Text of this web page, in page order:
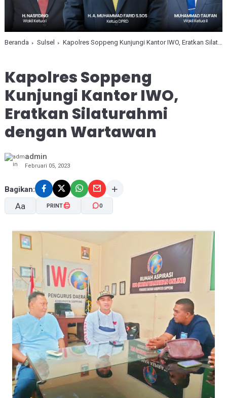
Beranda Sulsel Kapolres Soppeng Kunjungi Kantor IWO, Eratkan Silaturahmi dengan Wartawan
Kapolres Soppeng
Kunjungi Kantor IWO,
Eratkan Silaturahmi
dengan Wartawan
admin
Februari 05, 2023
Bagikan:
Aa PRINT 0